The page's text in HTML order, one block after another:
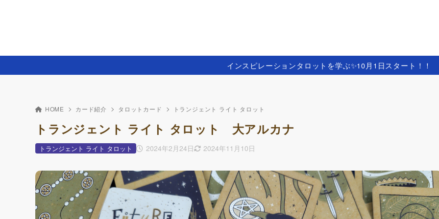
インスピレーションタロットを学ぶ✨️10月1日スタート！！
HOME カード紹介 タロットカード トランジェント ライト タロット
トランジェント ライト タロット 大アルカナ
2024年2月24日 2024年11月10日
トランジェント ライト タロット